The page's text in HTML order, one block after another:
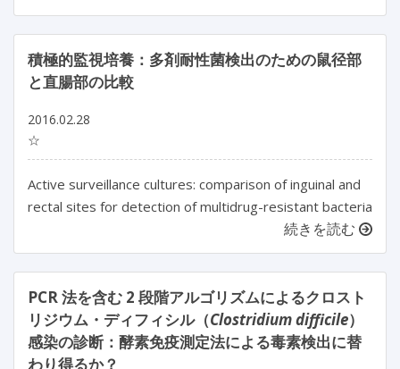
積極的監視培養：多剤耐性菌検出のための鼠径部
と直腸部の比較
2016.02.28
☆
Active surveillance cultures: comparison of inguinal and
rectal sites for detection of multidrug-resistant bacteria
続きを読む
PCR 法を含む 2 段階アルゴリズムによるクロスト
リジウム・ディフィシル（Clostridium difficile）
感染の診断：酵素免疫測定法による毒素検出に替
わり得るか？